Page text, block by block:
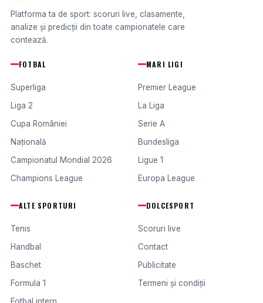
Platforma ta de sport: scoruri live, clasamente,
analize și predicții din toate campionatele care
contează.
FOTBAL
Superliga
Liga 2
Cupa României
Națională
Campionatul Mondial 2026
Champions League
MARI LIGI
Premier League
La Liga
Serie A
Bundesliga
Ligue 1
Europa League
ALTE SPORTURI
Tenis
Handbal
Baschet
Formula 1
DOLCESPORT
Scoruri live
Contact
Publicitate
Termeni și condiții